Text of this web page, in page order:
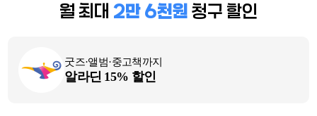
월 최대 2만 6천원 청구 할인
굿즈·앨범·중고책까지
알라딘 15% 할인